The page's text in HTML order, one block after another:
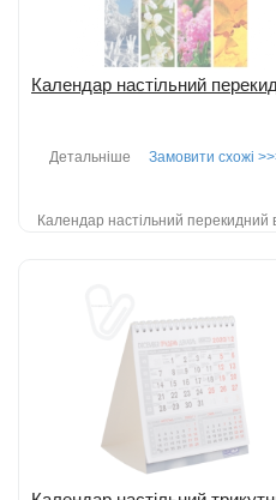
Календар настільний
Замовити схожі
Детальніше
Календар настільний перекидний